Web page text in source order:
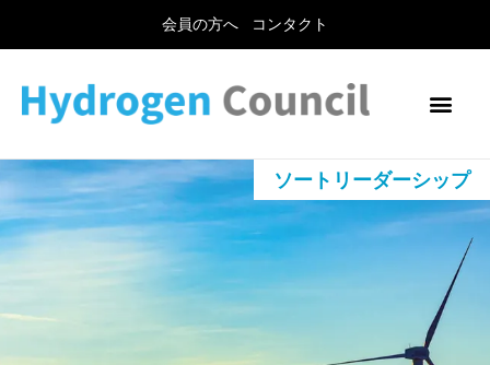
会員の方へ コンタクト
ソートリーダーシップ